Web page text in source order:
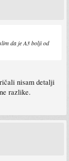
da je A3 bolji od
nisam detalji
razlike.